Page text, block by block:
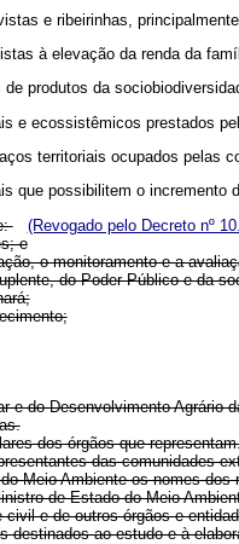
e ribeirinhas,
à elevação da renda da
produtos da
e ecossistêmicos prestados
territoriais ocupados pelas
que possibilitem o incremento
(Revogado pelo Decreto nº
e
o monitoramento e a
do Poder Público e da
do Desenvolvimento Agrário
dos órgãos que
das comunidades
Meio Ambiente os nomes
de Estado do Meio
e de outros órgãos e
destinados ao estudo e à